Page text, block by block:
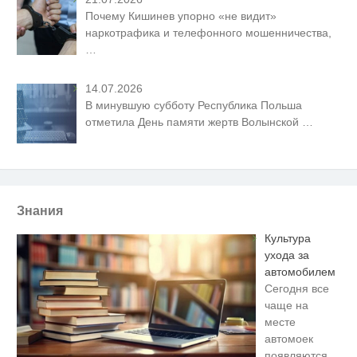
Почему Кишинев упорно «не видит»
наркотрафика и телефонного мошенничества,
…
14.07.2026
В минувшую субботу Республика Польша
отметила День памяти жертв Волынской
Знания
Культура
ухода за
автомобилем
Сегодня все
чаще на
месте
автомоек